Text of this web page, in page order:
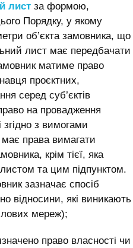
лист за формою,
Порядку, у якому
об’єкта замовника, що
лист має передбачати
матиме право
проєктних,
серед суб’єктів
на провадження
згідно з вимогами
права вимагати
крім тієї, яка
та цим підпунктом.
зазначає спосіб
відносини, які виникають
мереж);
право власності чи